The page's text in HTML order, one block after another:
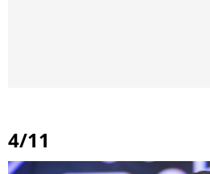
4/11